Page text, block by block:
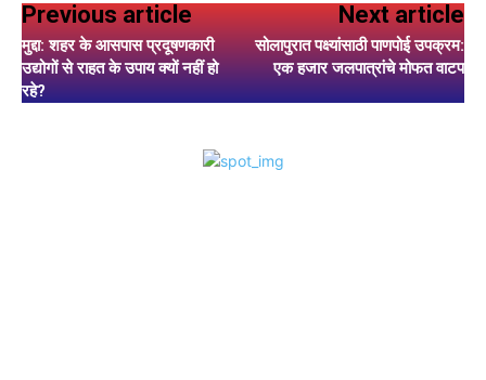
Previous article
मुद्दा: शहर के आसपास प्रदूषणकारी
उद्योगों से राहत के उपाय क्यों नहीं हो
रहे?
Next article
सोलापुरात पक्ष्यांसाठी पाणपोई उपक्रम:
एक हजार जलपात्रांचे मोफत वाटप